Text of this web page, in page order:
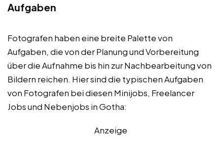
Aufgaben
Fotografen haben eine breite Palette von
Aufgaben, die von der Planung und Vorbereitung
über die Aufnahme bis hin zur Nachbearbeitung von
Bildern reichen. Hier sind die typischen Aufgaben
von Fotografen bei diesen Minijobs, Freelancer
Jobs und Nebenjobs in Gotha:
Anzeige